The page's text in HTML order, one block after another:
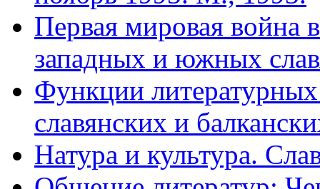
Первая мировая война
западных и южных
Функции
славянских и
Натура и культура.